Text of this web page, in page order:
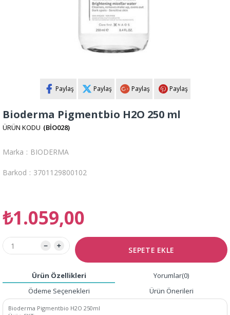
Paylaş Paylaş Paylaş Paylaş
Bioderma Pigmentbio H2O 250 ml
(BİO028)
Marka : BIODERMA
Barkod : 3701129800102
₺1.059,00
Ürün Özellikleri Yorumlar(0)
Ödeme Seçenekleri
Ürün Önerileri
Bioderma Pigmentbio H2O 250ml